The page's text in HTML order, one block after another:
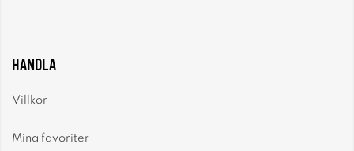
HANDLA
Villkor
Mina favoriter